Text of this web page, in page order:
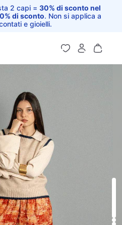
2 capi = 30% di sconto nel
di sconto. Non si applica a
e gioielli.